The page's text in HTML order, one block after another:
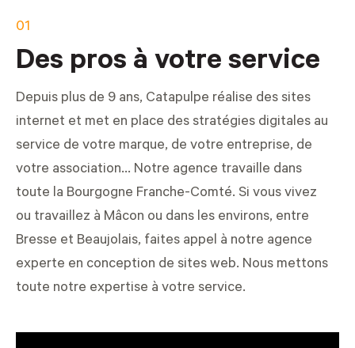
01
Des pros à votre service
Depuis plus de 9 ans, Catapulpe réalise des sites
internet et met en place des stratégies digitales au
service de votre marque, de votre entreprise, de
votre association... Notre agence travaille dans
toute la Bourgogne Franche-Comté. Si vous vivez
ou travaillez à Mâcon ou dans les environs, entre
Bresse et Beaujolais, faites appel à notre agence
experte en conception de sites web. Nous mettons
toute notre expertise à votre service.